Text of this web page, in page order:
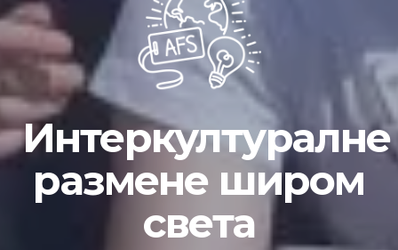
Интеркултуралне
размене широм
света